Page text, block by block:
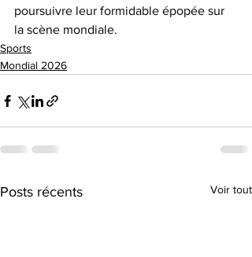
poursuivre leur formidable épopée sur
la scène mondiale.
Sports
Mondial 2026
Posts récents Voir tout